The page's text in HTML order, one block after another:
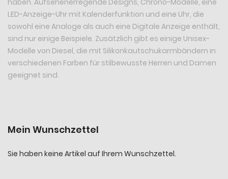
haben. Aufsehenerregende Designs, Chrono-Modelle, eine
LED-Anzeige-Uhr mit Kalenderfunktion und eine Uhr, die
sowohl eine Analoge als auch eine Digitale Anzeige enthält,
sind nur einige Beispiele. Zusätzlich gibt es einige Unisex-
Modelle von Diesel, die mit Silikonkautschukarmbändern in
verschiedenen Farben für stilbewusste Herren und Damen
geeignet sind.
Mein Wunschzettel
Sie haben keine Artikel auf Ihrem Wunschzettel.